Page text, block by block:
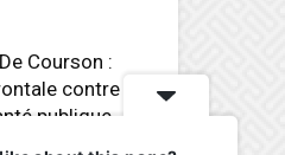
Courson :
contre
publique